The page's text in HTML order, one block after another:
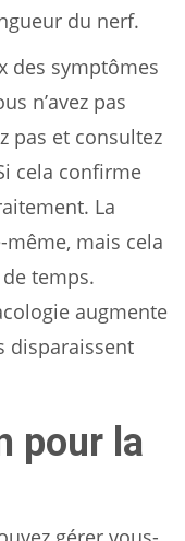
du nerf.
des symptômes
n’avez pas
pas et consultez
cela confirme
La
même, mais cela
temps.
augmente
disparaissent
pour la